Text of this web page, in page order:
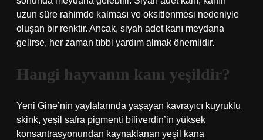
uzun süre rahimde kalması ve oksitlenmesi nedeniyle
oluşan bir renktir. Ancak, siyah adet kanı meydana
gelirse, her zaman tıbbi yardım almak önemlidir.
Hangi hayvanın kanı yeşildir?
Yeni Gine’nin yaylalarında yaşayan kavrayıcı kuyruklu
skink, yeşil safra pigmenti biliverdin’in yüksek
konsantrasyonundan kaynaklanan yeşil kana